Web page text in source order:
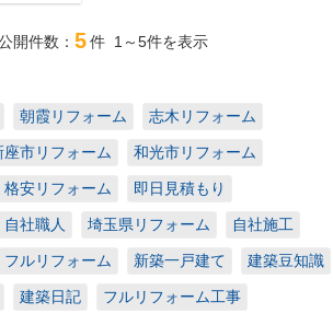
開件数： 5件 1～5件を表示
朝霞リフォーム 志木リフォーム
座市リフォーム 和光市リフォーム
格安リフォーム 即日見積もり
自社職人 埼玉県リフォーム 自社施工
フルリフォーム 新築一戸建て 建築豆知識
建築日記 フルリフォーム工事